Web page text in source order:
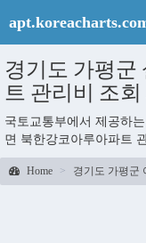
경기도 가평
트 관리비 조
국토교통부에서 제공하
면 북한강코아루아파트
Home 경기도 가평군